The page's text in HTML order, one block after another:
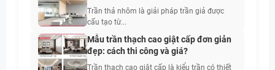
Trần thả nhôm là giải pháp trần giả được
cấu tạo từ...
Mẫu trần thạch cao giật cấp đơn giản
đẹp: cách thi công và giá?
Trần thạch cao giật cấp là kiểu trần có thiết